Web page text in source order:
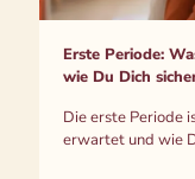
Erste Periode:
wie Du Dich
Die erste Periode
erwartet und wie